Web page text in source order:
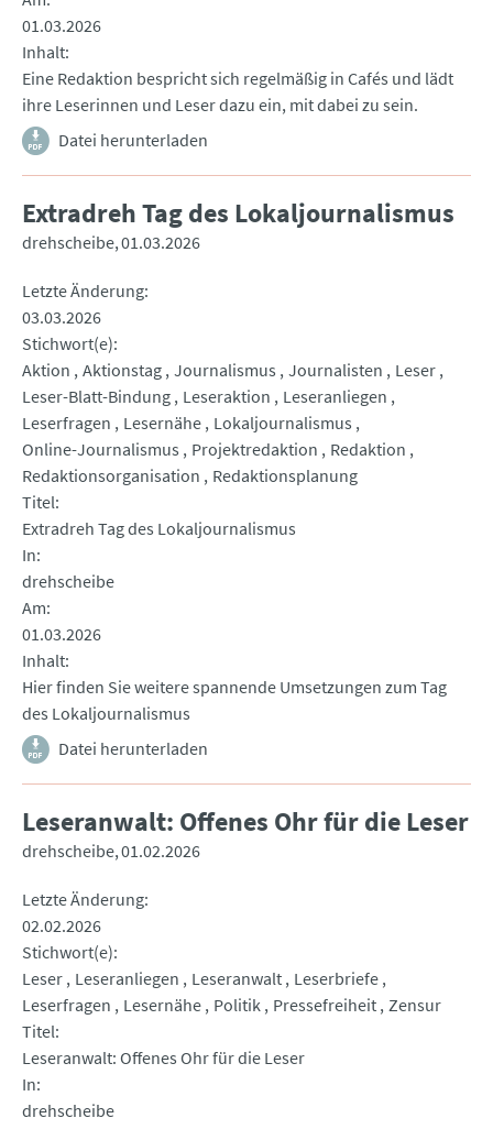
01.03.2026
Inhalt
Eine Redaktion bespricht sich regelmäßig in Cafés und lädt
ihre Leserinnen und Leser dazu ein, mit dabei zu sein.
Datei herunterladen
Extradreh Tag des Lokaljournalismus
drehscheibe 01.03.2026
Letzte Änderung
03.03.2026
Stichwort(e)
Aktion Aktionstag Journalismus Journalisten
Leser
Leser-Blatt-Bindung Leseraktion
Leseranliegen
Leserfragen
Lesernähe Lokaljournalismus
Online-Journalismus
Projektredaktion
Redaktion
Redaktionsorganisation
Redaktionsplanung
Titel
Extradreh Tag des Lokaljournalismus
In
drehscheibe
Am
01.03.2026
Inhalt
Hier finden Sie weitere spannende Umsetzungen zum Tag
des Lokaljournalismus
Datei herunterladen
Leseranwalt: Offenes Ohr für die Leser
drehscheibe 01.02.2026
Letzte Änderung
02.02.2026
Stichwort(e)
Leser Leseranliegen Leseranwalt Leserbriefe
Leserfragen
Lesernähe Politik Pressefreiheit Zensur
Titel
Leseranwalt: Offenes Ohr für die Leser
In
drehscheibe